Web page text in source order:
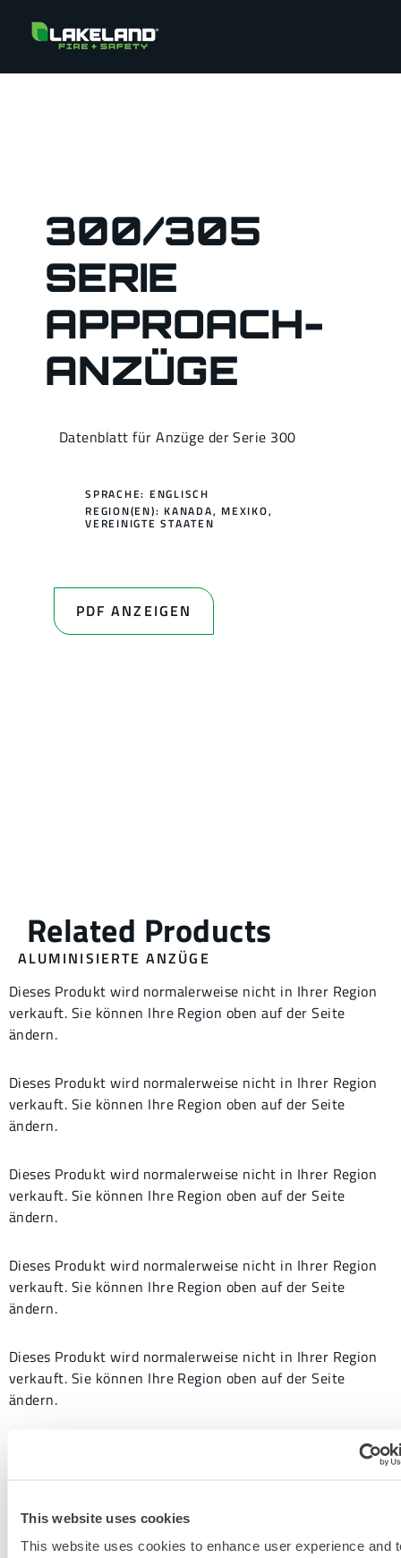
This website uses cookies
This website uses cookies to enhance user experience and
300/305
SERIE
APPROACH-
ANZÜGE
Datenblatt für Anzüge der Serie 300
SPRACHE: ENGLISCH
REGION(EN): KANADA, MEXIKO,
VEREINIGTE STAATEN
PDF ANZEIGEN
ALUMINISIERTE ANZÜGE
Dieses Produkt wird normalerweise nicht in Ihrer Region
verkauft. Sie können Ihre Region oben auf der Seite
ändern.
Dieses Produkt wird normalerweise nicht in Ihrer Region
verkauft. Sie können Ihre Region oben auf der Seite
ändern.
Dieses Produkt wird normalerweise nicht in Ihrer Region
verkauft. Sie können Ihre Region oben auf der Seite
ändern.
Dieses Produkt wird normalerweise nicht in Ihrer Region
verkauft. Sie können Ihre Region oben auf der Seite
ändern.
Dieses Produkt wird normalerweise nicht in Ihrer Region
verkauft. Sie können Ihre Region oben auf der Seite
ändern.